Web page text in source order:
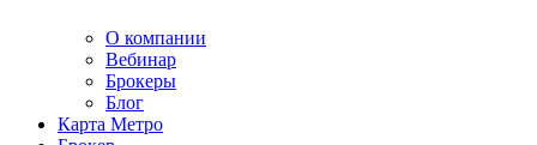
О компании
Вебинар
Брокеры
Блог
Карта Метро